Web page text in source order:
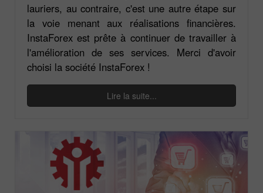
lauriers, au contraire, c'est une autre étape sur
la voie menant aux réalisations financières.
InstaForex est prête à continuer de travailler à
l'amélioration de ses services. Merci d'avoir
choisi la société InstaForex !
Lire la suite...